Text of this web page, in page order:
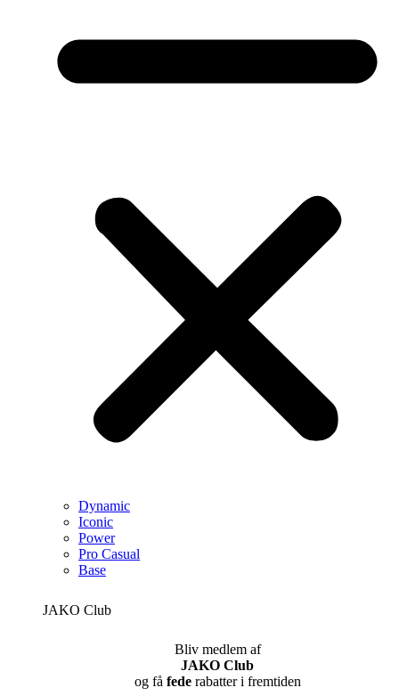
Dynamic
Iconic
Power
Pro Casual
Base
JAKO Club
Bliv medlem af
JAKO Club
og få federabatter i fremtiden